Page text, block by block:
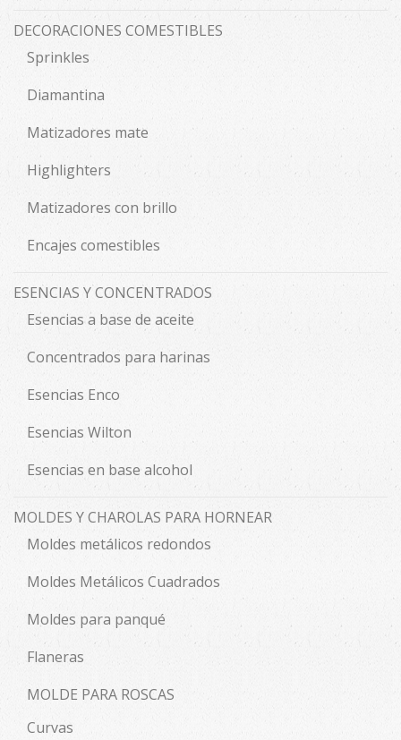
DECORACIONES COMESTIBLES
Sprinkles
Diamantina
Matizadores mate
Highlighters
Matizadores con brillo
Encajes comestibles
ESENCIAS Y CONCENTRADOS
Esencias a base de aceite
Concentrados para harinas
Esencias Enco
Esencias Wilton
Esencias en base alcohol
MOLDES Y CHAROLAS PARA HORNEAR
Moldes metálicos redondos
Moldes Metálicos Cuadrados
Moldes para panqué
Flaneras
MOLDE PARA ROSCAS
Curvas